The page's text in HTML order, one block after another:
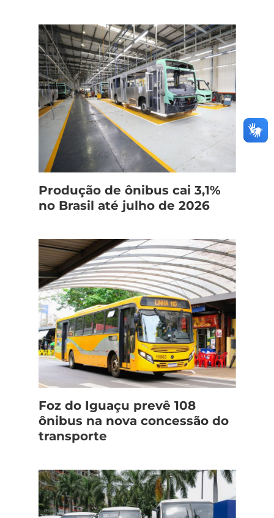
Produção de ônibus cai 3,1%
no Brasil até julho de 2026
Foz do Iguaçu prevê 108
ônibus na nova concessão do
transporte